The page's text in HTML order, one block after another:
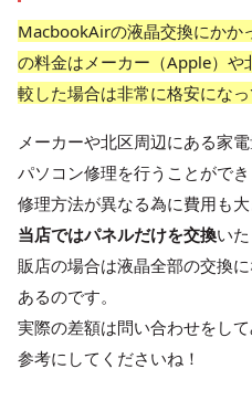
MacbookAirの液晶交換にかか
の料金はメーカー（Apple）や
較した場合は非常に格安になっ
メーカーや北区周辺にある家
パソコン修理を行うことがで
修理方法が異なる為に費用も大
当店ではパネルだけを交換い
販店の場合は液晶全部の交換
あるのです。
実際の差額は問い合わせをし
参考にしてくださいね！